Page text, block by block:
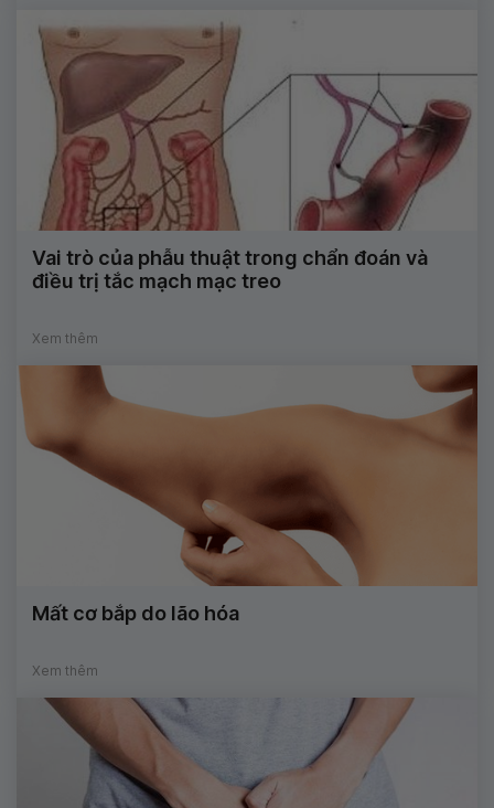
Vai trò của phẫu thuật trong chẩn đoán và
điều trị tắc mạch mạc treo
Xem thêm
Mất cơ bắp do lão hóa
Xem thêm